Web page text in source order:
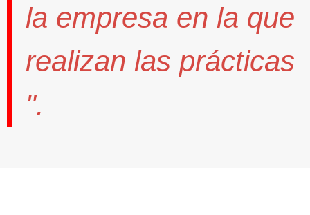
la empresa en la que
realizan las prácticas
".